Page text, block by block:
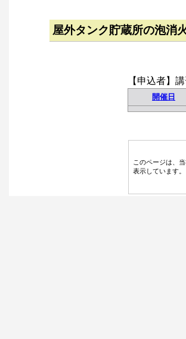
屋外タンク貯蔵所の泡消
【申込者】
開催日
このページは、
表示しています。